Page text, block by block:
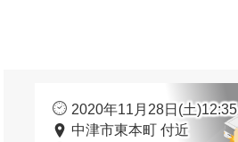
2020年11月28日(土)12:35
中津市東本町 付近